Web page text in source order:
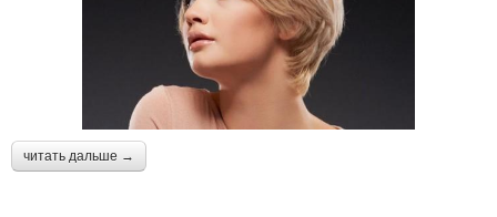
читать дальше →